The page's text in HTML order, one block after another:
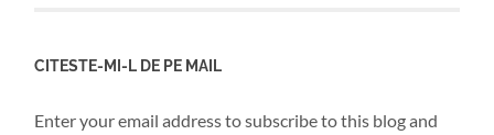
CITESTE-MI-L DE PE MAIL
Enter your email address to subscribe to this blog and